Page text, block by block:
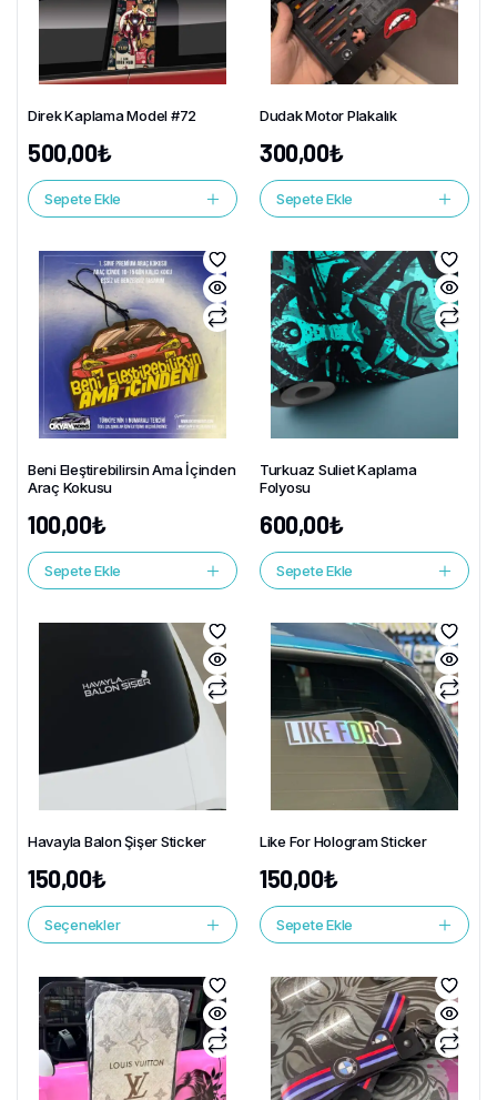
Direk Kaplama Model #72
500,00₺
Sepete Ekle
Dudak Motor Plakalık
300,00₺
Sepete Ekle
Beni Eleştirebilirsin Ama İçinden
Araç Kokusu
100,00₺
Sepete Ekle
Turkuaz Suliet Kaplama
Folyosu
600,00₺
Sepete Ekle
Havayla Balon Şişer Sticker
150,00₺
Seçenekler
Like For Hologram Sticker
150,00₺
Sepete Ekle